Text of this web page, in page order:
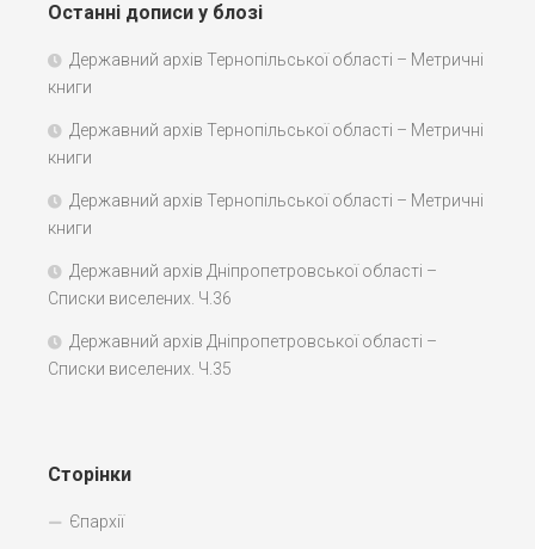
Останні дописи у блозі
Державний архів Тернопільської області – Метричні
книги
Державний архів Тернопільської області – Метричні
книги
Державний архів Тернопільської області – Метричні
книги
Державний архів Дніпропетровської області –
Списки виселених. Ч.36
Державний архів Дніпропетровської області –
Списки виселених. Ч.35
Сторінки
Єпархії